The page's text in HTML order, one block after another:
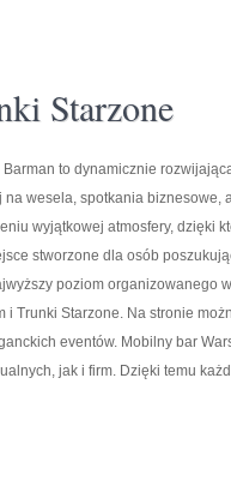
Starzone
to dynamicznie
na wesela, spotkania biznesowe,
wyjątkowej atmosfery, dzięki
stworzone dla osób
poziom organizowanego
i Trunki Starzone. Na stronie
eventów. Mobilny bar
jak i firm. Dzięki temu